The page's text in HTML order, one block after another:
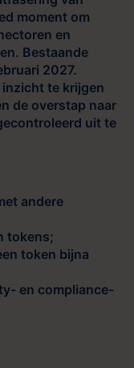
moment om
en
Bestaande
2027.
te krijgen
de overstap naar
uit te
andere
tokens;
token bijna
en compliance-